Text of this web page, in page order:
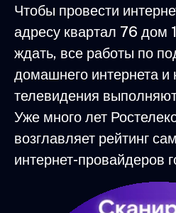
Чтобы провести
адресу квартал 76 дом
ждать, все работы по
домашнего интернета и
телевидения
Уже много лет
возглавляет рейтинг
интернет-провайдеров